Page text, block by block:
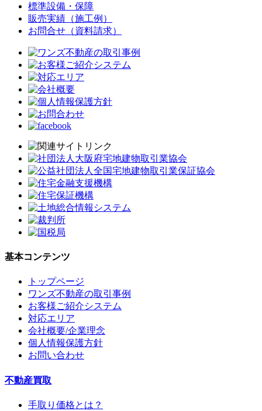
標準設備・保障
販売実績（施工例）
お問合せ（資料請求）
基本コンテンツ
トップページ
ワンズ不動産の取引事例
お客様ご紹介システム
対応エリア
会社概要/企業理念
個人情報保護方針
お問い合わせ
不動産買取
手取り価格とは？